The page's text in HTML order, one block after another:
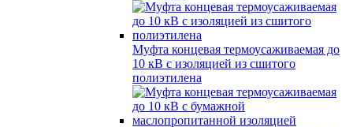
Муфта концевая термоусаживаемая до
10 кВ с изоляцией из сшитого
полиэтилена